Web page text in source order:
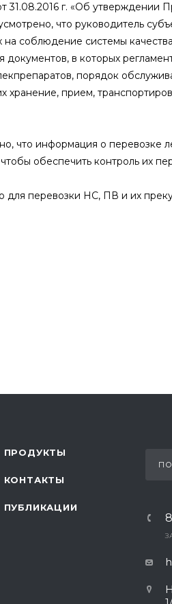
г. «Об утверждении
что руководитель
соблюдение системы
в которых
порядок
прием,
что информация о перевозке
обеспечить контроль их
для перевозки НС, ПВ и их
ПРОДУКТЫ
КОНТАКТЫ
ПУБЛИКАЦИИ